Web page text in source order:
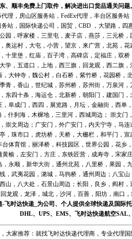
、顺丰免费上门取件，解决进出口货品通关问题
代理 ， 房山区服务站 ， FedEx代理 ， 丰台区服务站
务站， 国际快递公司 ，国贸，CBD ，大望路，
园，呼家楼，三里屯，麦子店，燕莎，三元桥
奥运村，大屯，小营，望京，来广营，北苑，
十里堡，红庙，百子湾，高碑店，定福庄，双
学，五道口，上地，西三旗，回龙观，西二旗
大钟寺，魏公村，白石桥，紫竹桥，花园桥
青，香山，世纪城，苏州桥，苏州街，万泉河
东四十条，海运仓，北新桥，朝阳门，建国门
阜成门，西四，展览路，月坛，金融街，西
什刹海，木樨地，三里河，西城周边； 崇文
崇文周边；广安门，外广安门，内天宁寺，马
，珠市口，虎坊桥，天桥，大栅栏，和平门，
体育馆，丽泽桥，科技园区，世界公园，花
榆，左安门，方庄，东铁匠营，成寿寺，宋
，永顺，新华大街，通州北苑，八里桥，果园
，武夷花园，潞城，马驹桥，通州周边；八宝
山，八大处，石景山周边；长阳，良乡，阎村
龙观，龙泽，城北，沙河，百善，阳坊，南口
-飞时达快递_为公司、个人提供全球快递及国际
DHL、 UPS、 EMS、 飞时达快递航空SAL
大家推荐：就找飞时达快递代理商，专业代理